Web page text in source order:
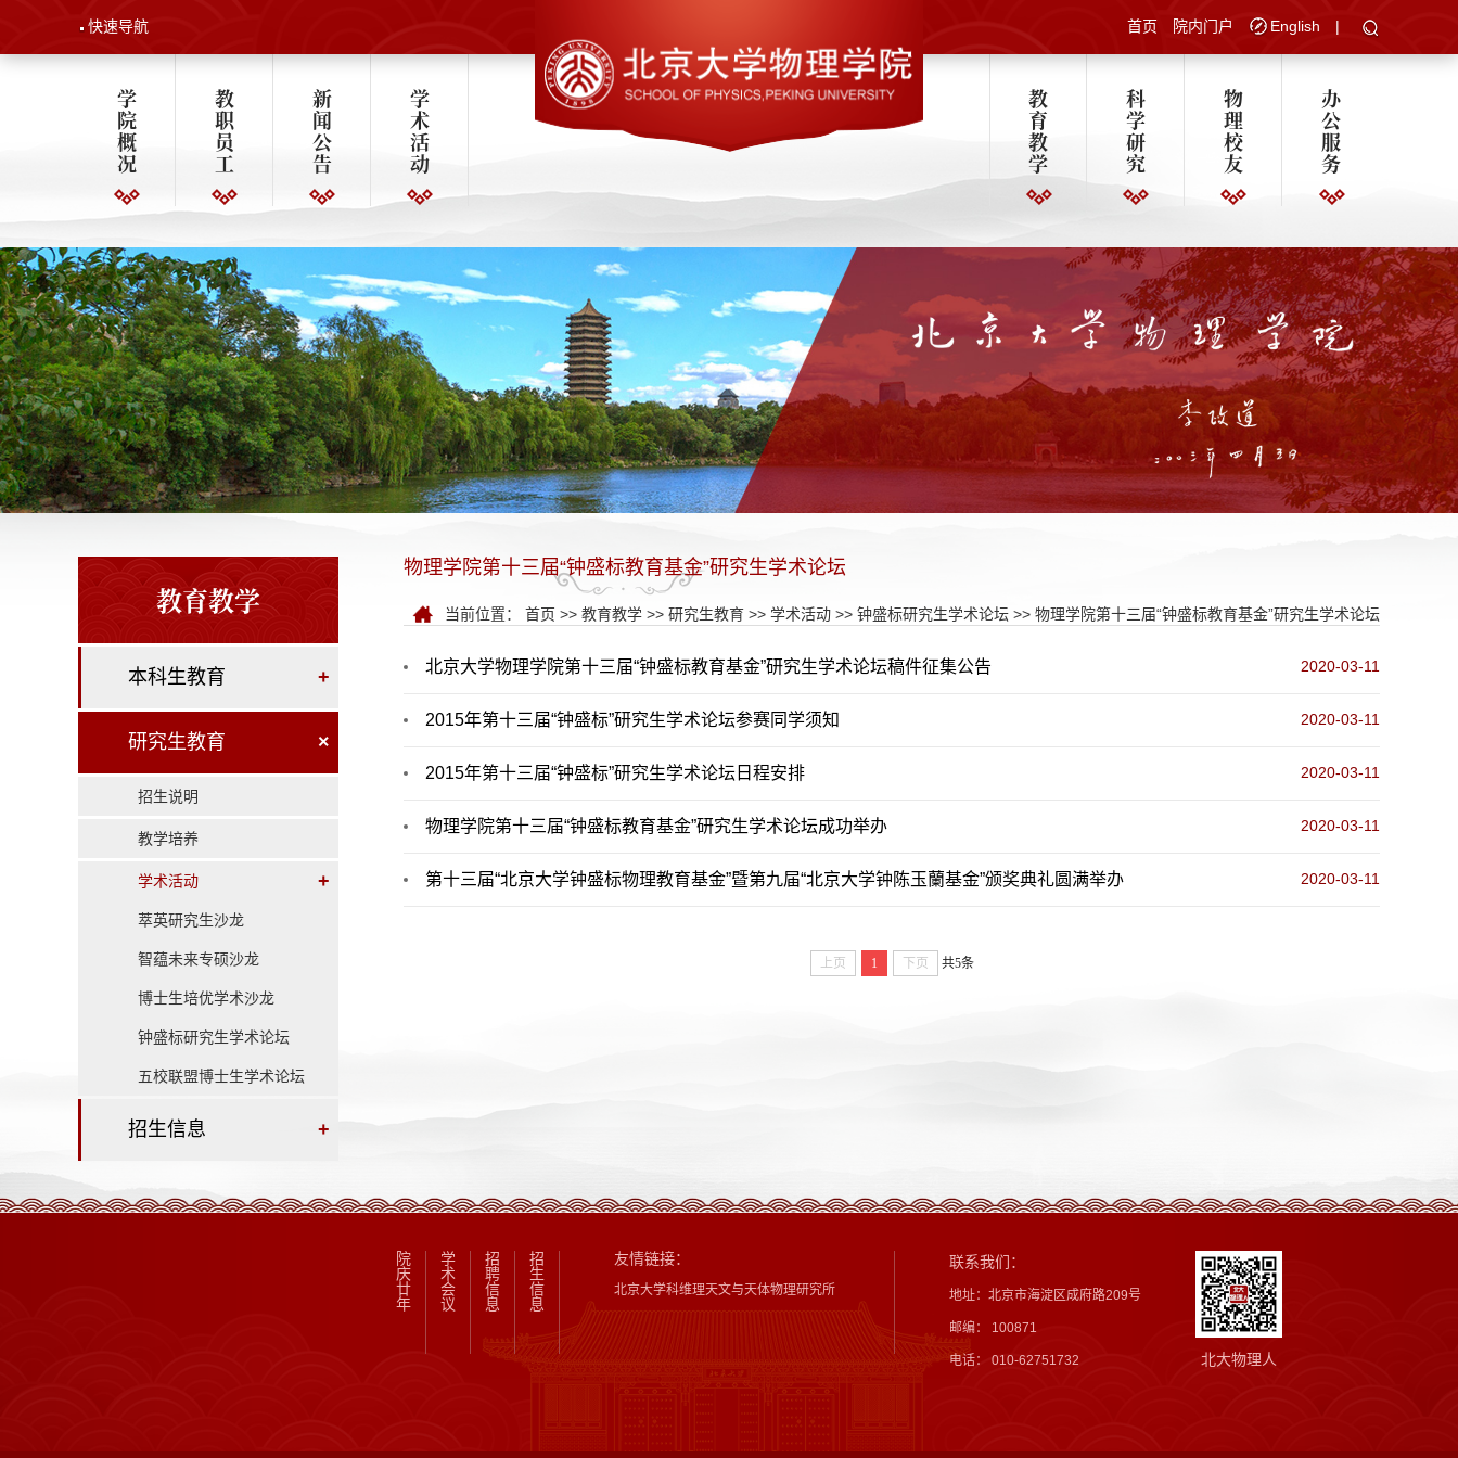
快速导航 首页 院内门户 English |
学
院
概
况
教
职
员
工
新
闻
公
告
学
术
活
动
教
育
教
学
科
学
研
究
物
理
校
友
办
公
服
务
教育教学
本科生教育 +
研究生教育 ×
招生说明
教学培养
学术活动 +
萃英研究生沙龙
智蕴未来专硕沙龙
博士生培优学术沙龙
钟盛标研究生学术论坛
五校联盟博士生学术论坛
招生信息 +
物理学院第十三届“钟盛标教育基金”研究生学术论坛
当前位置： 首页 >> 教育教学 >> 研究生教育 >> 学术活动 >> 钟盛标研究生学术论坛 >> 物理学院第十三届“钟盛标教育基金”研究生学术论坛
北京大学物理学院第十三届“钟盛标教育基金”研究生学术论坛稿件征集公告 2020-03-11
2015年第十三届“钟盛标”研究生学术论坛参赛同学须知 2020-03-11
2015年第十三届“钟盛标”研究生学术论坛日程安排 2020-03-11
物理学院第十三届“钟盛标教育基金”研究生学术论坛成功举办 2020-03-11
第十三届“北京大学钟盛标物理教育基金”暨第九届“北京大学钟陈玉蘭基金”颁奖典礼圆满举办 2020-03-11
上页 1 下页 共5条
院
庆
廿
年
学
术
会
议
招
聘
信
息
招
生
信
息
友情链接：
北京大学科维理天文与天体物理研究所
联系我们：
地址：北京市海淀区成府路209号
邮编： 100871
电话： 010-62751732 北大物理人